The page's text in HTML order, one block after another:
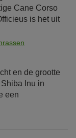
enorme drang
en houdt
Cane Corso
is het uit
naam
of “Italiaanse
Het ras is
sportieve
plaats en
en de grootte
Inu in
een
Maar